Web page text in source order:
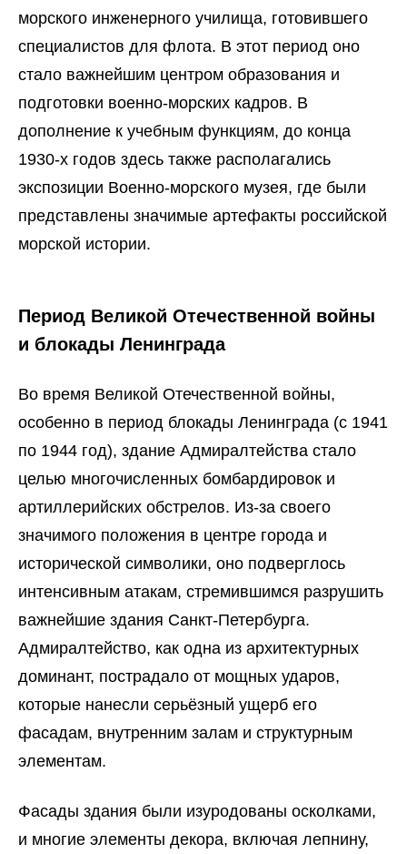
морского инженерного училища, готовившего
специалистов для флота. В этот период оно
стало важнейшим центром образования и
подготовки военно-морских кадров. В
дополнение к учебным функциям, до конца
1930-х годов здесь также располагались
экспозиции Военно-морского музея, где были
представлены значимые артефакты российской
морской истории.
Период Великой Отечественной войны
и блокады Ленинграда
Во время Великой Отечественной войны,
особенно в период блокады Ленинграда (с 1941
по 1944 год), здание Адмиралтейства стало
целью многочисленных бомбардировок и
артиллерийских обстрелов. Из-за своего
значимого положения в центре города и
исторической символики, оно подверглось
интенсивным атакам, стремившимся разрушить
важнейшие здания Санкт-Петербурга.
Адмиралтейство, как одна из архитектурных
доминант, пострадало от мощных ударов,
которые нанесли серьёзный ущерб его
фасадам, внутренним залам и структурным
элементам.
Фасады здания были изуродованы осколками,
и многие элементы декора, включая лепнину,